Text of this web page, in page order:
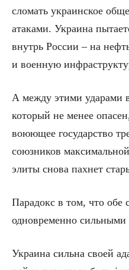
сломать украинское
атаками. Украина
внутрь России – на
и военную
А между этими ударами
который не менее
воюющее государство
союзников
элиты снова пахнет
Парадокс в том, что обе
одновременно
Украина сильна своей